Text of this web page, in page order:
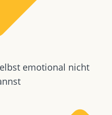
emotional nicht